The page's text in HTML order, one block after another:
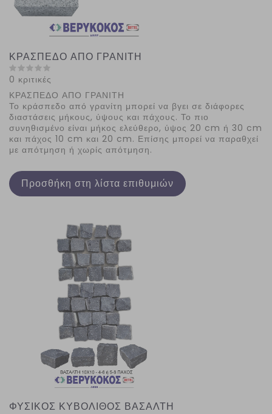
ΚΡΑΣΠΕΔΟ ΑΠΟ ΓΡΑΝΙΤΗ
0 κριτικές
ΚΡΑΣΠΕΔΟ ΑΠΟ ΓΡΑΝΙΤΗ
Το κράσπεδο από γρανίτη μπορεί να βγει σε διάφορες
διαστάσεις μήκους, ύψους και πάχους. Το πιο
συνηθισμένο είναι μήκος ελεύθερο, ύψος 20 cm ή 30 cm
και πάχος 10 cm και 20 cm. Επίσης μπορεί να παραθχεί
με απότμηση ή χωρίς απότμηση.
Προσθήκη στη λίστα επιθυμιών
ΦΥΣΙΚΟΣ ΚΥΒΟΛΙΘΟΣ ΒΑΣΑΛΤΗ